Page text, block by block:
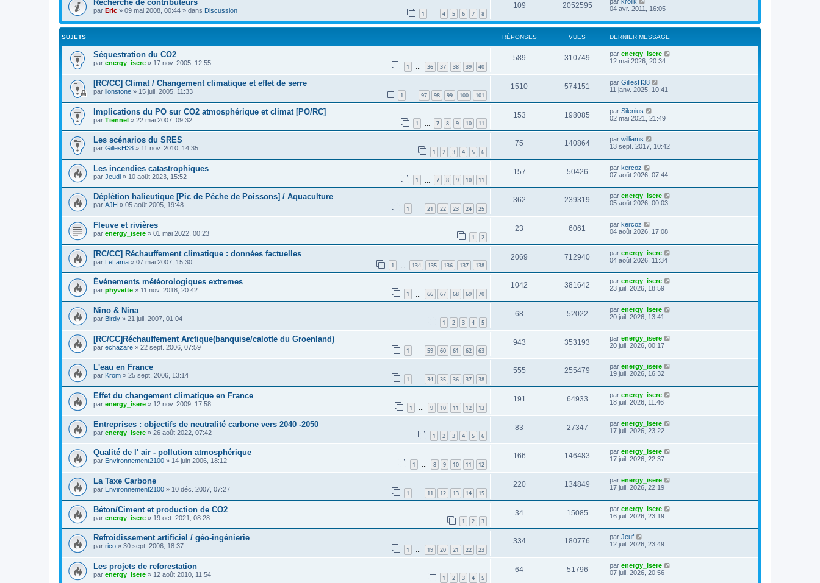
Recherche de contributeurs
par Eric » 09 mai 2008, 00:44 » dans Discussion 1 4 5 6 7 8
109 2052595
04 avr. 2011, 16:05
SUJETS RÉPONSES VUES DERNIER MESSAGE
Séquestration du CO2
par energy_isere » 17 nov. 2005, 12:55 1 … 36 37 38 39 40
589 310749 par energy_isere
12 mai 2026, 20:34
[RC/CC] Climat / Changement climatique et effet de serre
par lionstone » 15 juil. 2005, 11:33 1 … 97 98 99 100 101
1510 574151 par GillesH38
11 janv. 2025, 10:41
Implications du PO sur CO2 atmosphérique et climat [PO/RC]
par Tiennel » 22 mai 2007, 09:32 1 7 8 9 10 11
153 198085 par Silenius
02 mai 2021, 21:49
Les scénarios du SRES
par GillesH38 » 11 nov. 2010, 14:35 1 2 3 4 5 6
75 140864 par williams
13 sept. 2017, 10:42
Les incendies catastrophiques
par Jeudi » 10 août 2023, 15:52 1 7 8 9 10 11
157 50426 par kercoz
07 août 2026, 07:44
Déplétion halieutique [Pic de Pêche de Poissons] / Aquaculture
par AJH » 05 août 2005, 19:48 1 21 22 23 24 25
362 239319 par energy_isere
05 août 2026, 00:03
Fleuve et rivières
par energy_isere » 01 mai 2022, 00:23 1 2
23 6061 par kercoz
04 août 2026, 17:08
[RC/CC] Réchauffement climatique : données factuelles
par LeLama » 07 mai 2007, 15:30 1 134 135 136 137 138
2069 712940 par energy_isere
04 août 2026, 11:34
Événements météorologiques extremes
par phyvette » 11 nov. 2018, 20:42 1 66 67 68 69 70
1042 381642 par energy_isere
23 juil. 2026, 18:59
Nino & Nina
par Birdy » 21 juil. 2007, 01:04 1 2 3 4 5
68 52022 par energy_isere
20 juil. 2026, 13:41
[RC/CC]Réchauffement Arctique(banquise/calotte du Groenland)
par echazare » 22 sept. 2006, 07:59 1 59 60 61 62 63
943 353193 par energy_isere
20 juil. 2026, 00:17
L'eau en France
par Krom » 25 sept. 2006, 13:14 1 … 34 35 36 37 38
555 255479 par energy_isere
19 juil. 2026, 16:32
Effet du changement climatique en France
par energy_isere » 12 nov. 2009, 17:58 1 … 9 10 11 12 13
191 64933 par energy_isere
18 juil. 2026, 11:46
Entreprises : objectifs de neutralité carbone vers 2040 -2050
par energy_isere » 26 août 2022, 07:42 1 2 3 4 5 6
83 27347 par energy_isere
17 juil. 2026, 23:22
Qualité de l' air - pollution atmosphérique
par Environnement2100 » 14 juin 2006, 18:12 1 … 8 9 10 11 12
166 146483 par energy_isere
17 juil. 2026, 22:37
La Taxe Carbone
par Environnement2100 » 10 déc. 2007, 07:27 1 11 12 13 14 15
220 134849 par energy_isere
17 juil. 2026, 22:19
Béton/Ciment et production de CO2
par energy_isere » 19 oct. 2021, 08:28 1 2 3
34 15085 par energy_isere
16 juil. 2026, 23:19
Refroidissement artificiel / géo-ingénierie
par rico » 30 sept. 2006, 18:37 1 … 19 20 21 22 23
334 180776 par Jeuf
12 juil. 2026, 23:49
Les projets de reforestation
par energy_isere » 12 août 2010, 11:54 1 2 3 4 5
64 51796 par energy_isere
07 juil. 2026, 20:56